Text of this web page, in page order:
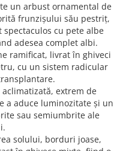
un arbust ornamental de
frunzișului său pestriț,
cu pete albe
adesea complet albi.
ramificat, livrat în ghiveci
cu un sistem radicular
extrem de
a aduce luminozitate și un
sau semiumbrite ale
solului, borduri joase,